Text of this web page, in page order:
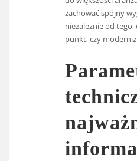
zachować spójny
niezależnie od
punkt, czy